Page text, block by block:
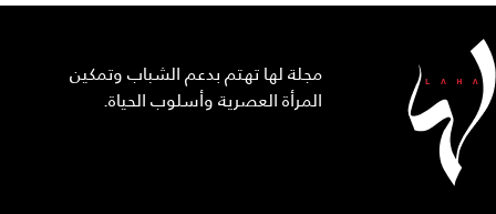
مجلة لها تهتم بدعم الشباب وتمكين
المرأة العصرية وأسلوب الحياة.